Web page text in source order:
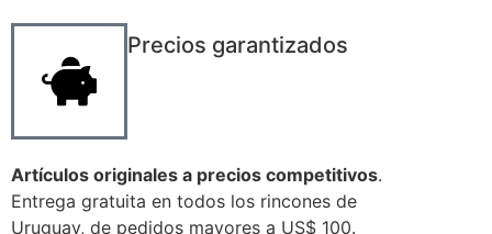
Precios garantizados
Artículos originales a precios competitivos.
Entrega gratuita en todos los rincones de
Uruguay, de pedidos mayores a US$ 100.